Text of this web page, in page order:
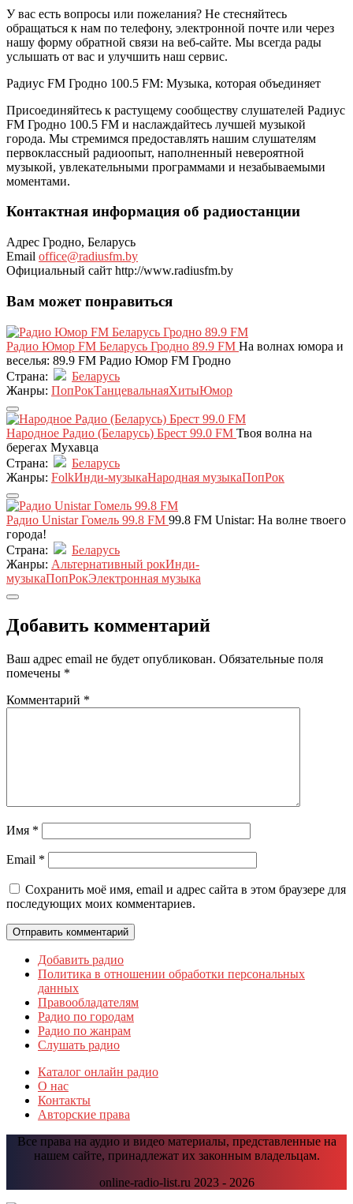
У вас есть вопросы или пожелания? Не стесняйтесь
обращаться к нам по телефону, электронной почте или через
нашу форму обратной связи на веб-сайте. Мы всегда рады
услышать от вас и улучшить наш сервис.
Радиус FM Гродно 100.5 FM: Музыка, которая объединяет
Присоединяйтесь к растущему сообществу слушателей Радиус
FM Гродно 100.5 FM и наслаждайтесь лучшей музыкой
города. Мы стремимся предоставлять нашим слушателям
первоклассный радиоопыт, наполненный невероятной
музыкой, увлекательными программами и незабываемыми
моментами.
Контактная информация об радиостанции
Адрес Гродно, Беларусь
Email office@radiusfm.by
Официальный сайт http://www.radiusfm.by
Вам может понравиться
Радио Юмор FM Беларусь Гродно 89.9 FM На волнах юмора и
веселья: 89.9 FM Радио Юмор FM Гродно
Страна:
Беларусь
Жанры: ПопРокТанцевальнаяХитыЮмор
Народное Радио (Беларусь) Брест 99.0 FM Твоя волна на
берегах Мухавца
Страна:
Беларусь
Жанры: FolkИнди-музыкаНародная музыкаПопРок
Радио Unistar Гомель 99.8 FM 99.8 FM Unistar: На волне твоего
города!
Страна:
Беларусь
Жанры: Альтернативный рокИнди-
музыкаПопРокЭлектронная музыка
Добавить комментарий
Ваш адрес email не будет опубликован. Обязательные поля
помечены *
Комментарий *
Имя *
Email *
Сохранить моё имя, email и адрес сайта в этом браузере для
последующих моих комментариев.
Добавить радио
Политика в отношении обработки персональных
данных
Правообладателям
Радио по городам
Радио по жанрам
Слушать радио
Каталог онлайн радио
О нас
Контакты
Авторские права
Все права на аудио и видео материалы, представленные на
нашем сайте, принадлежат их законным владельцам.
online-radio-list.ru 2023 - 2026